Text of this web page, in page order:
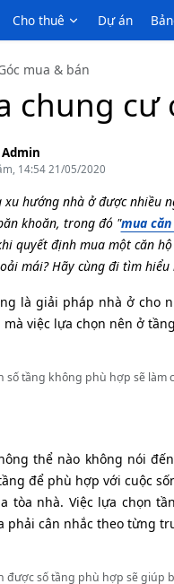
Cho thuê Dự án
mua & bán
chung cư
Admin
14:54 21/05/2020
xu hướng nhà ở được nhiều
khoăn, trong đó "mua
quyết định mua một căn
mái? Hãy cùng đi tìm hiểu
là giải pháp nhà ở cho
việc lựa chọn nên ở
số tầng không phù hợp sẽ
thể nào không nói
để phù hợp với cuộc
tòa nhà. Việc lựa chọn
phải cân nhắc theo từng
được số tầng phù hợp sẽ